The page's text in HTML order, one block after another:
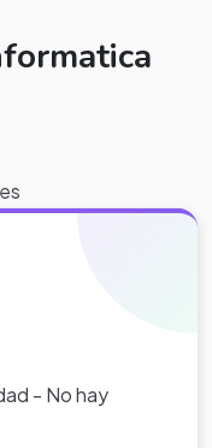
automático de
y
- No hay